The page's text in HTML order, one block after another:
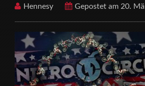
Hennesy Gepostet am 20.